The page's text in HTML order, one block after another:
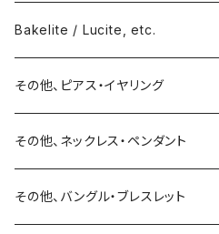
ネックレス
バングル・ブレスレット
リング
15号以上
ピアス
Bakelite / Lucite, etc.
ピアス・イヤリング
リング
バングル・ブレスレット
その他、ピアス・イヤリング
ピアス
イヤリング
その他、ネックレス・ペンダント
その他、バングル・ブレスレット